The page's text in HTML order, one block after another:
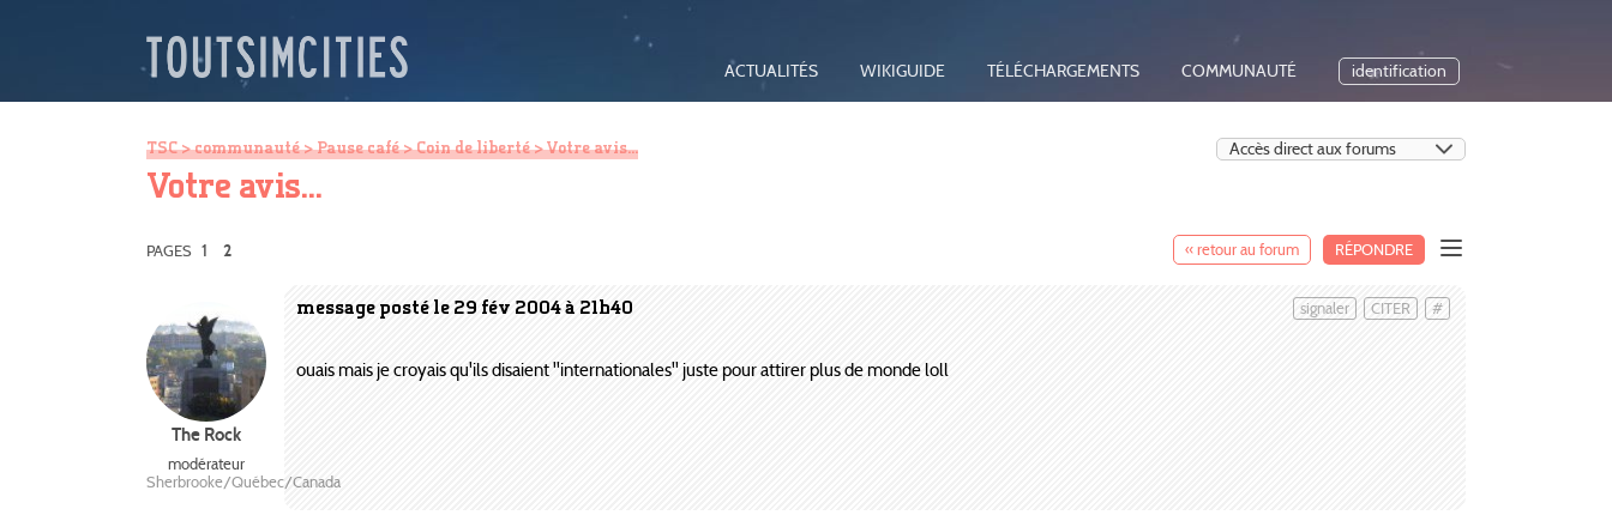
ACTUALITÉS WIKIGUIDE TÉLÉCHARGEMENTS COMMUNAUTÉ identification
TSC>communauté>Pause café>Coin de liberté> Votre avis...
Votre avis...
« retour au forum RÉPONDRE
PAGES 1 2
message posté le 29 fév 2004 à 21h40 #
CITER
signaler
The Rock
modérateur
Sherbrooke/Québec/Canada
ouais mais je croyais qu'ils disaient ''internationales'' juste pour attirer plus de monde loll